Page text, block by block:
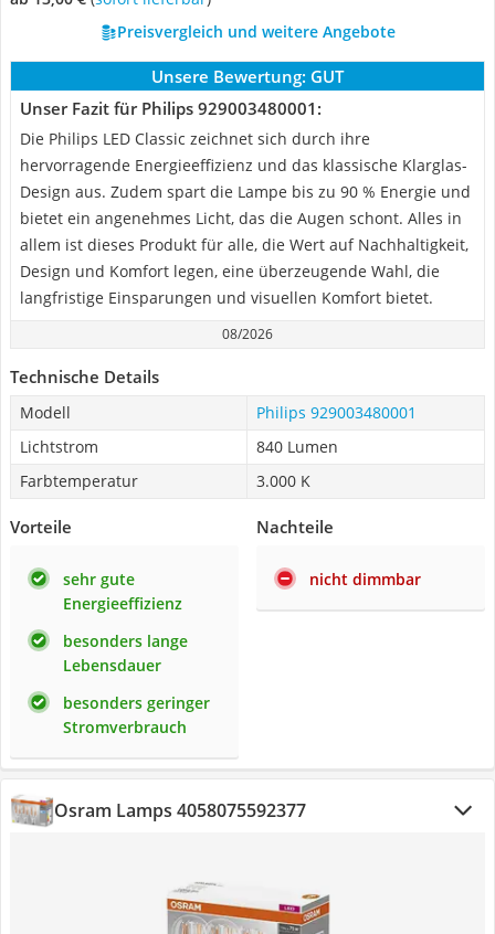
Preisvergleich und weitere Angebote
Unsere Bewertung: GUT
Unser Fazit für Philips 929003480001:
Die Philips LED Classic zeichnet sich durch ihre
hervorragende Energieeffizienz und das klassische Klarglas-
Design aus. Zudem spart die Lampe bis zu 90 % Energie und
bietet ein angenehmes Licht, das die Augen schont. Alles in
allem ist dieses Produkt für alle, die Wert auf Nachhaltigkeit,
Design und Komfort legen, eine überzeugende Wahl, die
langfristige Einsparungen und visuellen Komfort bietet.
08/2026
Technische Details
Modell
Philips 929003480001
Lichtstrom
840 Lumen
Farbtemperatur
3.000 K
Vorteile
sehr gute
Energieeffizienz
besonders lange
Lebensdauer
besonders geringer
Stromverbrauch
Nachteile
nicht dimmbar
Osram Lamps ‎4058075592377